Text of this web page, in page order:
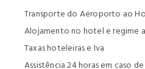
Transporte do Aeroporto ao
Alojamento no hotel e regime
Taxas hoteleiras e Iva
Assistência 24 horas em caso